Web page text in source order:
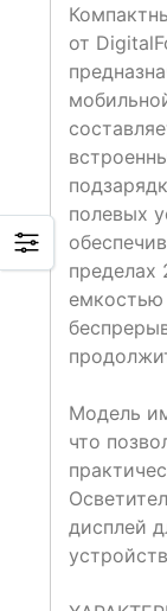
от
полевых
пределах
Модель
что
дисплей